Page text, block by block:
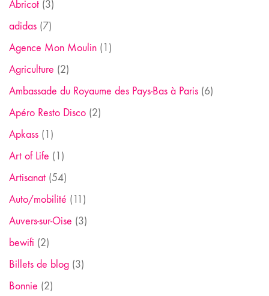
Abricot (3)
adidas (7)
Agence Mon Moulin (1)
Agriculture (2)
Ambassade du Royaume des Pays-Bas à Paris (6)
Apéro Resto Disco (2)
Apkass (1)
Art of Life (1)
Artisanat (54)
Auto/mobilité (11)
Auvers-sur-Oise (3)
bewifi (2)
Billets de blog (3)
Bonnie (2)